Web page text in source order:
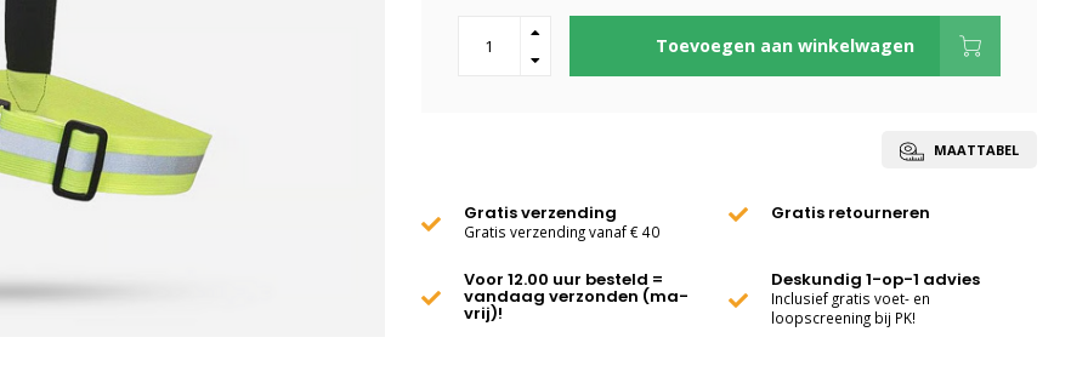
Toevoegen aan winkelwagen
MAATTABEL
Gratis verzending
Gratis verzending vanaf € 40
Gratis retourneren
Voor 12.00 uur besteld =
vandaag verzonden (ma-
vrij)!
Deskundig 1-op-1 advies
Inclusief gratis voet- en
loopscreening bij PK!